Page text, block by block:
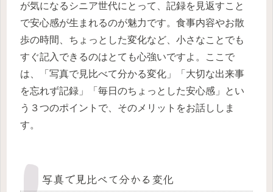
が気になるシニア世代にとって、記録を見返すこと
で安心感が生まれるのが魅力です。食事内容やお散
歩の時間、ちょっとした変化など、小さなことでも
すぐ記入できるのはとても心強いですよ。ここで
は、「写真で見比べて分かる変化」「大切な出来事
を忘れず記録」「毎日のちょっとした安心感」とい
う３つのポイントで、そのメリットをお話ししま
す。
写真で見比べて分かる変化